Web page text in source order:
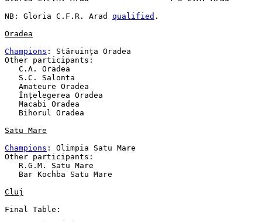
NB: Gloria C.F.R. Arad qualified .
Oradea
Champions : Stăruința Oradea
Other participants:
   C.A. Oradea
   S.C. Salonta
   Amateure Oradea
   Înțelegerea Oradea
   Macabi Oradea
   Bihorul Oradea
Satu Mare
Champions : Olimpia Satu Mare
Other participants:
   R.G.M. Satu Mare
   Bar Kochba Satu Mare
Cluj
Final Table: